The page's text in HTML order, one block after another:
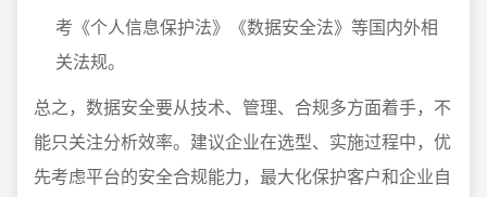
考《个人信息保护法》《数据安全法》等国内外相
关法规。
总之，数据安全要从技术、管理、合规多方面着手，不
能只关注分析效率。建议企业在选型、实施过程中，优
先考虑平台的安全合规能力，最大化保护客户和企业自